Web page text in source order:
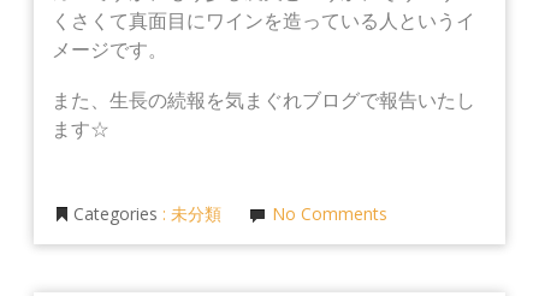
くさくて真面目にワインを造っている人というイ
メージです。
また、生長の続報を気まぐれブログで報告いたし
ます☆
Categories : 未分類 No Comments